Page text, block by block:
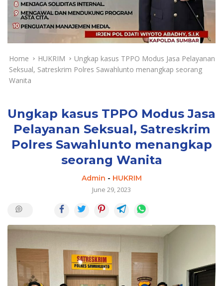
y
a
a
n
T
e
n
i
Home HUKRIM
Ungkap kasus TPPO Modus Jasa Pelayanan
Seksual, Satreskrim Polres Sawahlunto menangkap seorang
Wanita
Ungkap kasus TPPO Modus Jasa
Pelayanan Seksual, Satreskrim
Polres Sawahlunto menangkap
seorang Wanita
Admin - HUKRIM
June 29, 2023